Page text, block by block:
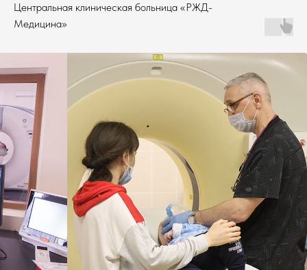
Центральная клиническая больница «РЖД-
Медицина»